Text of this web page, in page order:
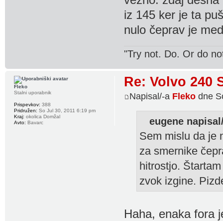
iz 145 ker je ta
nulo čeprav je
"Try not. Do. Or do
Re: Volvo 240
Napisal/-a Fleko dne
eugene
Sem mislu da je
za smernike
hitrostjo.
zvok izgine.
Haha, enaka fora
Fleko
Stalni uporabnik
Prispevkov: 388
Pridružen: So Jul 30, 2011 6:19 pm
Kraj: okolica Domžal
Avto: Bavarc